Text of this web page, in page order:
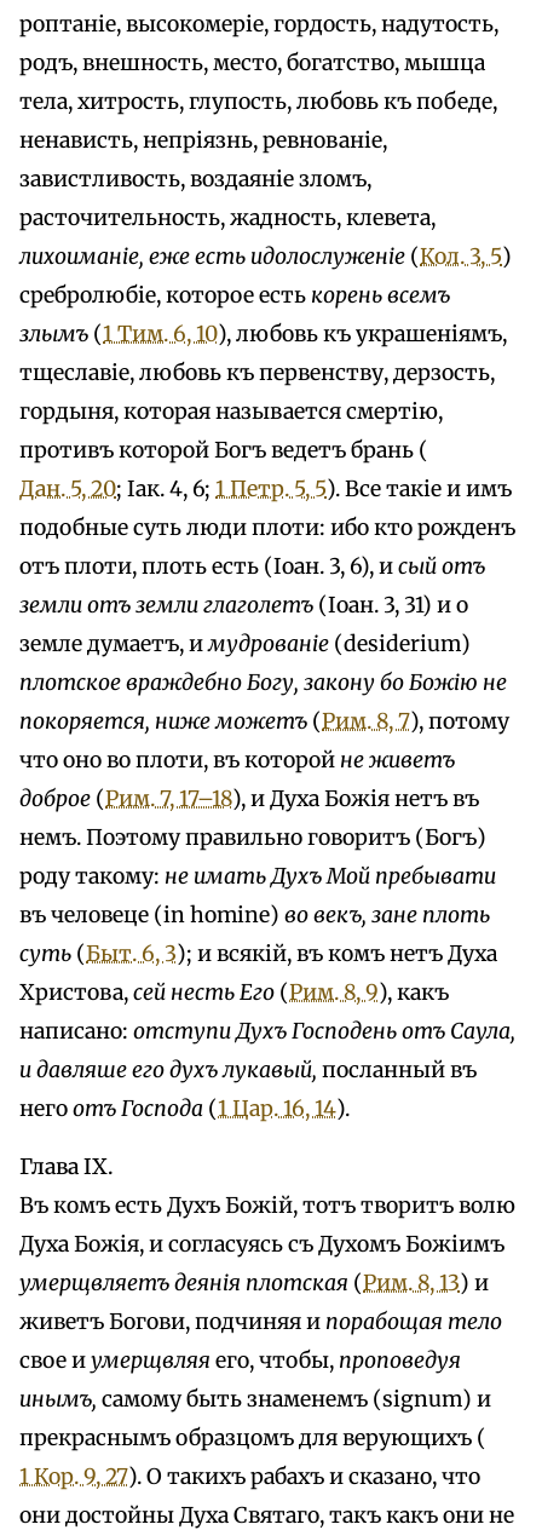
роптаніе, высокомеріе, гордость, надутость,
родъ, внешность, место, богатство, мышца
тела, хитрость, глупость, любовь къ победе,
ненависть, непріязнь, ревнованіе,
завистливость, воздаяніе зломъ,
расточительность, жадность, клевета,
лихоиманіе, еже есть идолослуженіе (Кол. 3, 5)
сребролюбіе, которое есть корень всемъ
злымъ (1 Тим. 6, 10), любовь къ украшеніямъ,
тщеславіе, любовь къ первенству, дерзость,
гордыня, которая называется смертію,
противъ которой Богъ ведетъ брань (
Дан. 5, 20; Іак. 4, 6; 1 Петр. 5, 5). Все такіе и имъ
подобные суть люди плоти: ибо кто рожденъ
отъ плоти, плоть есть (Іоан. 3, 6), исый отъ
земли отъ земли глаголетъ (Іоан. 3, 31) и о
земле думаетъ, имудрованіе (desiderium)
плотское враждебно Богу, закону бо Божію не
покоряется, ниже можетъ (Рим. 8, 7), потому
что оно во плоти, въ которой не живетъ
доброе (Рим. 7, 17–18), и Духа Божія нетъ въ
немъ. Поэтому правильно говоритъ (Богъ)
роду такому: не имать Духъ Мой пребывати
въ человеце (in homine) во векъ, зане плоть
суть (Быт. 6, 3); и всякій, въ комъ нетъ Духа
Христова,сей несть Его (Рим. 8, 9), какъ
написано: отступи Духъ Господень отъ Саула,
и давляше его духъ лукавый, посланный въ
негоотъ Господа (1 Цар. 16, 14).
Глава IX.
Въ комъ есть Духъ Божій, тотъ творитъ волю
Духа Божія, и согласуясь съ Духомъ Божіимъ
умерщвляетъ деянія плотская (Рим. 8, 13) и
живетъ Богови, подчиняя и порабощая тело
свое иумерщвляя его, чтобы, проповедуя
инымъ, самому быть знаменемъ (signum) и
прекраснымъ образцомъ для верующихъ (
1 Кор. 9, 27). О такихъ рабахъ и сказано, что
они достойны Духа Святаго, такъ какъ они не